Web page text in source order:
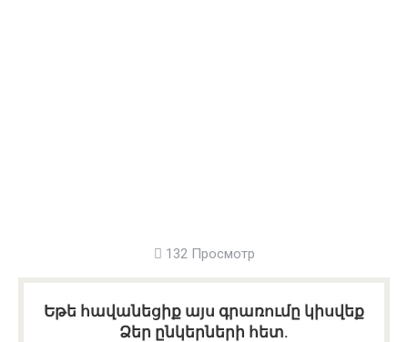
132 Просмотр
Եթե հավանեցիք այս գրառումը կիսվեք
Ձեր ընկերների հետ.